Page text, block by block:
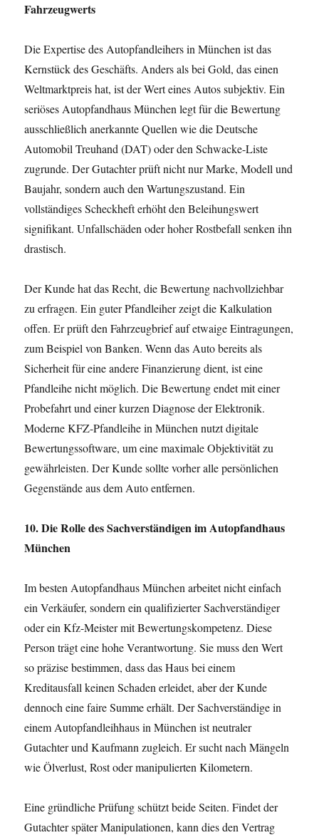
Fahrzeugwerts
Die Expertise des Autopfandleihers in München ist das
Kernstück des Geschäfts. Anders als bei Gold, das einen
Weltmarktpreis hat, ist der Wert eines Autos subjektiv. Ein
seriöses Autopfandhaus München legt für die Bewertung
ausschließlich anerkannte Quellen wie die Deutsche
Automobil Treuhand (DAT) oder den Schwacke-Liste
zugrunde. Der Gutachter prüft nicht nur Marke, Modell und
Baujahr, sondern auch den Wartungszustand. Ein
vollständiges Scheckheft erhöht den Beleihungswert
signifikant. Unfallschäden oder hoher Rostbefall senken ihn
drastisch.
Der Kunde hat das Recht, die Bewertung nachvollziehbar
zu erfragen. Ein guter Pfandleiher zeigt die Kalkulation
offen. Er prüft den Fahrzeugbrief auf etwaige Eintragungen,
zum Beispiel von Banken. Wenn das Auto bereits als
Sicherheit für eine andere Finanzierung dient, ist eine
Pfandleihe nicht möglich. Die Bewertung endet mit einer
Probefahrt und einer kurzen Diagnose der Elektronik.
Moderne KFZ-Pfandleihe in München nutzt digitale
Bewertungssoftware, um eine maximale Objektivität zu
gewährleisten. Der Kunde sollte vorher alle persönlichen
Gegenstände aus dem Auto entfernen.
10. Die Rolle des Sachverständigen im Autopfandhaus
München
Im besten Autopfandhaus München arbeitet nicht einfach
ein Verkäufer, sondern ein qualifizierter Sachverständiger
oder ein Kfz-Meister mit Bewertungskompetenz. Diese
Person trägt eine hohe Verantwortung. Sie muss den Wert
so präzise bestimmen, dass das Haus bei einem
Kreditausfall keinen Schaden erleidet, aber der Kunde
dennoch eine faire Summe erhält. Der Sachverständige in
einem Autopfandleihhaus in München ist neutraler
Gutachter und Kaufmann zugleich. Er sucht nach Mängeln
wie Ölverlust, Rost oder manipulierten Kilometern.
Eine gründliche Prüfung schützt beide Seiten. Findet der
Gutachter später Manipulationen, kann dies den Vertrag